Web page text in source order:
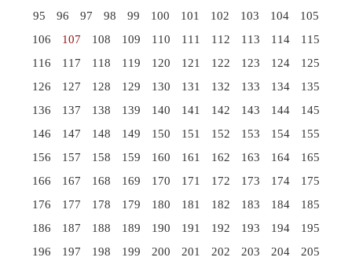
95
96 97 98 99 100 101 102 103 104
105
106
107 108 109 110 111 112 113 114
115
116
117 118 119 120 121 122 123 124
125
126
127 128 129 130 131 132 133 134
135
136
137 138 139 140 141 142 143 144
145
146
147 148 149 150 151 152 153 154
155
156
157 158 159 160 161 162 163 164
165
166
167 168 169 170 171 172 173 174
175
176
177 178 179 180 181 182 183 184
185
186
187 188 189 190 191 192 193 194
195
196
197 198 199 200 201 202 203 204
205